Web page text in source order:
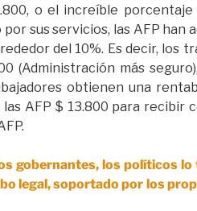
o el increíble
sus servicios, las AFP
del 10%. Es decir, los
(Administración más
obtienen una
AFP $ 13.800 para recibir
gobernantes, los políticos
legal, soportado por los